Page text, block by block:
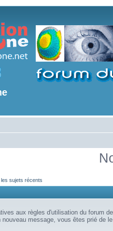
les sujets récents
aux règles d'utilisation du forum
message, vous êtes prié de